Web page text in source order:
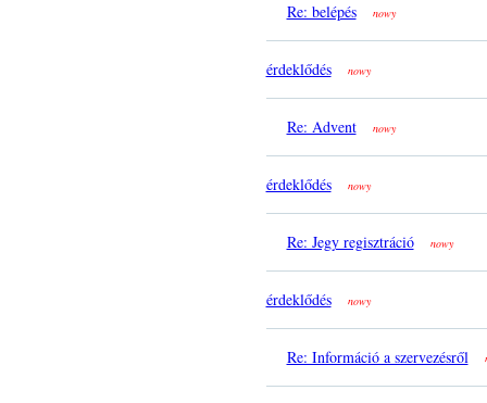
Re: belépés nowy
érdeklődés nowy
Re: Advent nowy
érdeklődés nowy
Re: Jegy regisztráció nowy
érdeklődés nowy
Re: Információ a szervezésről